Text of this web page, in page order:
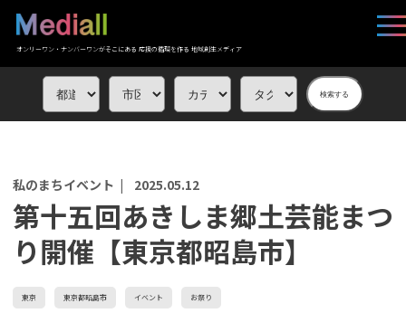
オンリーワン・ナンバーワンがそこにある 応援の循環を作る 地域創生メディア
検索する
私のまちイベント | 2025.05.12
第十五回あきしま郷土芸能まつ
り開催【東京都昭島市】
東京 東京都昭島市 イベント お祭り